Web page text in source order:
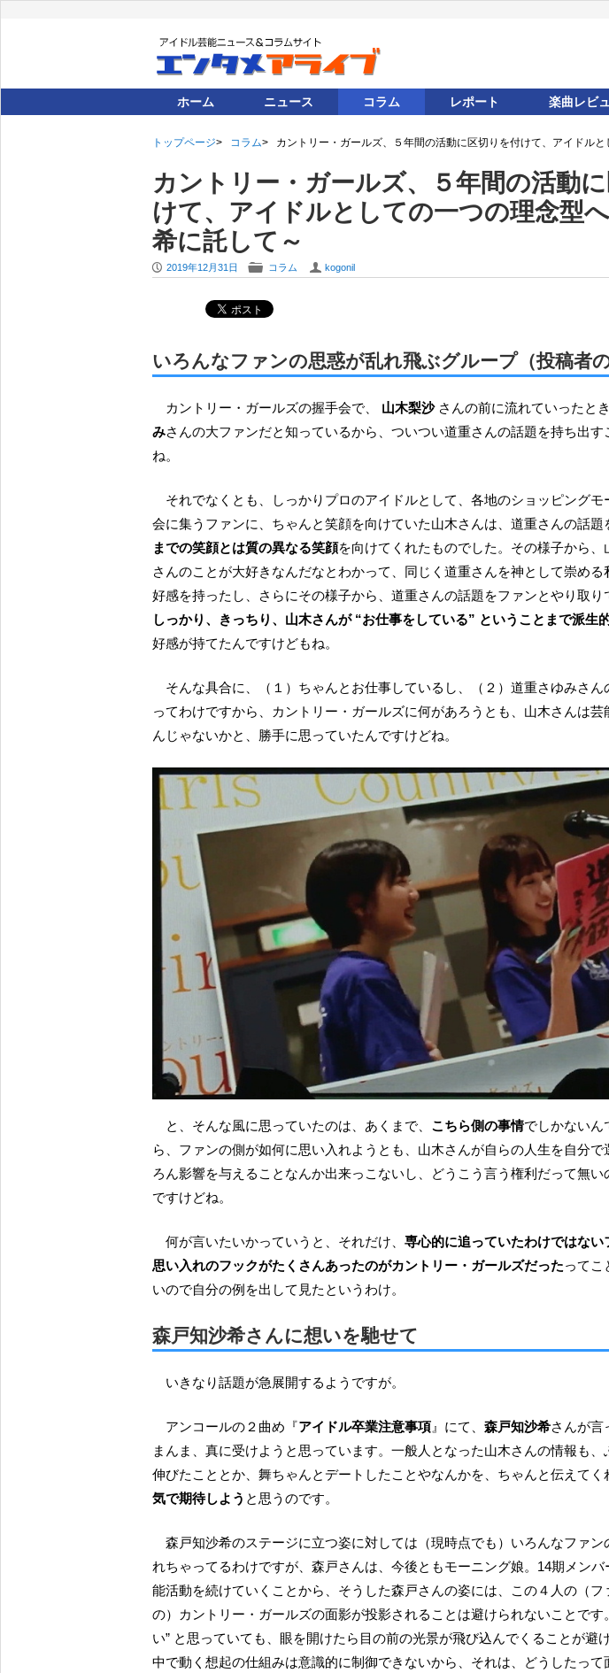
ホーム ニュース コラム レポート 楽曲レビ
トップページ コラム カントリー・ガールズ、５年間の活動に区切りを付けて、アイドル
カントリー・ガールズ、５年間の活動
けて、アイドルとしての一つの理念型
希に託して～
P 2019年12月31日 F コラム U kogonil
いろんなファンの思惑が乱れ飛ぶグループ（投稿者の
カントリー・ガールズの握手会で、 山木梨沙さんの前に流れていったと
みさんの大ファンだと知っているから、ついつい道重さんの話題を持ち出す
ね。
それでなくとも、しっかりプロのアイドルとして、各地のショッピングモールにてCD販促の握手
会に集うファンに、ちゃんと笑顔を向けていた山木さんは、道重さんの話題
までの笑顔とは質の異なる笑顔を向けてくれたものでした。その様子から
さんのことが大好きなんだなとわかって、同じく道重さんを神として崇める
好感を持ったし、さらにその様子から、道重さんの話題をファンとやり取り
しっかり、きっちり、山木さんが “お仕事をしている” ということまで派生
好感が持てたんですけどもね。
そんな具合に、（１）ちゃんとお仕事しているし、（２）道重さゆみさんの背中を見続けてきた
ってわけですから、カントリー・ガールズに何があろうとも、山木さんは芸
んじゃないかと、勝手に思っていたんですけどね。
と、そんな風に思っていたのは、あくまで、 こちら側の事情でしかないん
ら、ファンの側が如何に思い入れようとも、山木さんが自らの人生を自分で
ろん影響を与えることなんか出来っこないし、どうこう言う権利だって無い
ですけどね。
何が言いたいかっていうと、それだけ、専心的に追っていたわけではない
思い入れのフックがたくさんあったのがカントリー・ガールズだったってこ
いので自分の例を出して見たというわけ。
森戸知沙希さんに想いを馳せて
いきなり話題が急展開するようですが。
アンコールの２曲め『アイドル卒業注意事項 』にて、森戸知沙希さんが言
まんま、真に受けようと思っています。一般人となった山木さんの情報も、
伸びたこととか、舞ちゃんとデートしたことやなんかを、ちゃんと伝えてく
気で期待しよう と思うのです。
森戸知沙希のステージに立つ姿に対しては（現時点でも）いろんなファンの意見や気持ちが託さ
れちゃってるわけですが、森戸さんは、今後ともモーニング娘。14期メン
能活動を続けていくことから、そうした森戸さんの姿には、この４人の（フ
の）カントリー・ガールズの面影が投影されることは避けられないことです
い” と思っていても、眼を開けたら目の前の光景が飛び込んでくることが避
中で動く想起の仕組みは意識的に制御できないから、それは、どうしたって